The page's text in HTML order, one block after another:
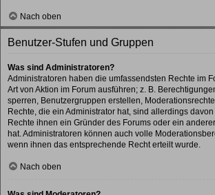
Nach oben
Benutzer-Stufen und Gruppen
Was sind Administratoren?
Administratoren haben die umfassendsten Rechte im
Art von Aktion im Forum ausführen; z. B.
sperren, Benutzergruppen erstellen,
Rechte, die ein Administrator hat, sind allerdings
Rechte ihnen ein Gründer des Forums oder ein
hat. Administratoren können auch volle
wenn ihnen das entsprechende Recht erteilt wurde.
Nach oben